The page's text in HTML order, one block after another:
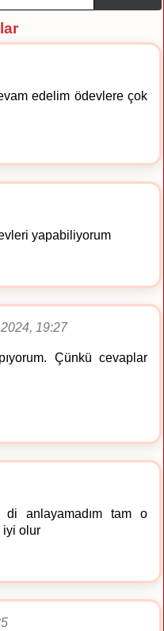
edelim ödevlere çok
yapabiliyorum
19:27
Çünkü cevaplar
anlayamadım tam o
iyi olur